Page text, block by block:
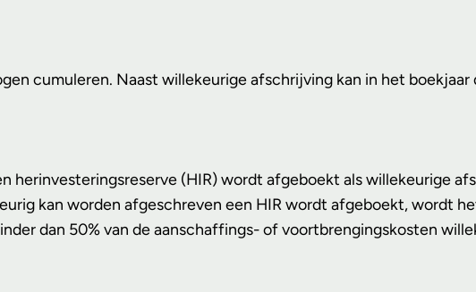
cumuleren. Naast willekeurige afschrijving kan in het
(HIR) wordt afgeboekt als willekeurige
kan worden afgeschreven een HIR wordt afgeboekt, wordt
dan 50% van de aanschaffings- of voortbrengingskosten